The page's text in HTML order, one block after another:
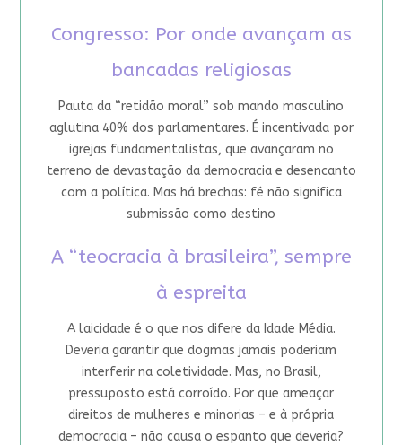
Congresso: Por onde avançam as
bancadas religiosas
Pauta da “retidão moral” sob mando masculino
aglutina 40% dos parlamentares. É incentivada por
igrejas fundamentalistas, que avançaram no
terreno de devastação da democracia e desencanto
com a política. Mas há brechas: fé não significa
submissão como destino
A “teocracia à brasileira”, sempre
à espreita
A laicidade é o que nos difere da Idade Média.
Deveria garantir que dogmas jamais poderiam
interferir na coletividade. Mas, no Brasil,
pressuposto está corroído. Por que ameaçar
direitos de mulheres e minorias – e à própria
democracia – não causa o espanto que deveria?